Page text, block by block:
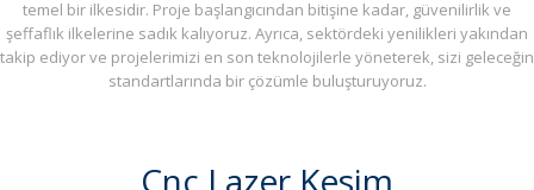
temel bir ilkesidir. Proje başlangıcından bitişine kadar, güvenilirlik ve
şeffaflık ilkelerine sadık kalıyoruz. Ayrıca, sektördeki yenilikleri yakından
takip ediyor ve projelerimizi en son teknolojilerle yöneterek, sizi geleceğin
standartlarında bir çözümle buluşturuyoruz.
Cnc Lazer Kesim